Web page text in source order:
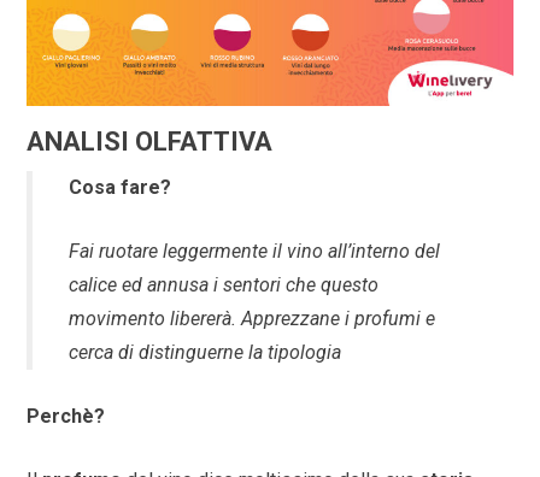
ANALISI OLFATTIVA
Cosa fare?
Fai ruotare leggermente il vino all’interno del
calice ed annusa i sentori che questo
movimento libererà. Apprezzane i profumi e
cerca di distinguerne la tipologia
Perchè?